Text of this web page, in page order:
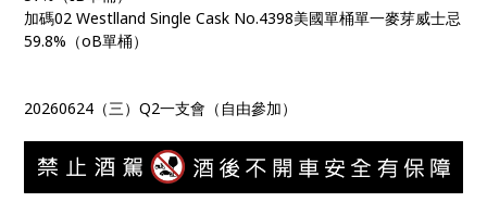
加碼02 Westlland Single Cask No.4398美國單桶單一麥芽威士忌
59.8%（oB單桶）
20260624（三）Q2一支會（自由參加）